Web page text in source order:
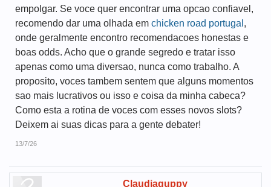
empolgar. Se voce quer encontrar uma opcao confiavel,
recomendo dar uma olhada em chicken road portugal ,
onde geralmente encontro recomendacoes honestas e
boas odds. Acho que o grande segredo e tratar isso
apenas como uma diversao, nunca como trabalho. A
proposito, voces tambem sentem que alguns momentos
sao mais lucrativos ou isso e coisa da minha cabeca?
Como esta a rotina de voces com esses novos slots?
Deixem ai suas dicas para a gente debater!
13/7/26
Claudiaguppy